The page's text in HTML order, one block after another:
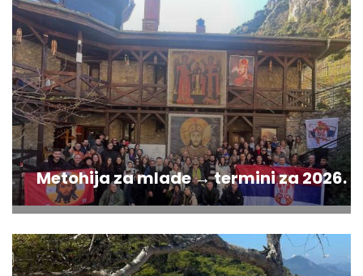
Metohija za mlade → termini za 2026.